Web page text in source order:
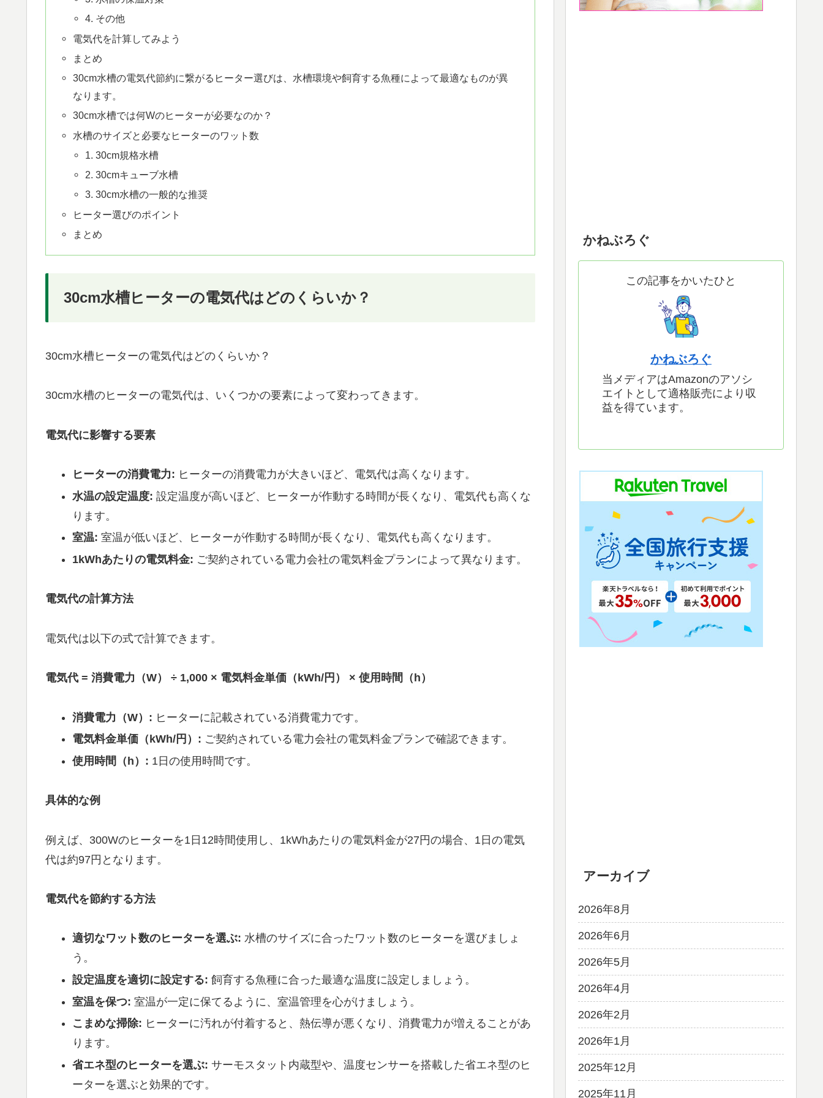
4. その他
電気代を計算してみよう
まとめ
30cm水槽の電気代節約に繋がるヒーター選びは、水槽環境や飼育する魚種によって最適なものが異
なります。
30cm水槽では何Wのヒーターが必要なのか？
水槽のサイズと必要なヒーターのワット数
1. 30cm規格水槽
2. 30cmキューブ水槽
3. 30cm水槽の一般的な推奨
ヒーター選びのポイント
まとめ
30cm水槽ヒーターの電気代はどのくらいか？
30cm水槽ヒーターの電気代はどのくらいか？
30cm水槽のヒーターの電気代は、いくつかの要素によって変わってきます。
電気代に影響する要素
ヒーターの消費電力: ヒーターの消費電力が大きいほど、電気代は高くなります。
水温の設定温度: 設定温度が高いほど、ヒーターが作動する時間が長くなり、電気代も高くな
ります。
室温: 室温が低いほど、ヒーターが作動する時間が長くなり、電気代も高くなります。
1kWhあたりの電気料金: ご契約されている電力会社の電気料金プランによって異なります。
電気代の計算方法
電気代は以下の式で計算できます。
電気代 = 消費電力（W） ÷ 1,000 × 電気料金単価（kWh/円） × 使用時間（h）
消費電力（W）: ヒーターに記載されている消費電力です。
電気料金単価（kWh/円）: ご契約されている電力会社の電気料金プランで確認できます。
使用時間（h）: 1日の使用時間です。
具体的な例
例えば、300Wのヒーターを1日12時間使用し、1kWhあたりの電気料金が27円の場合、1日の電気
代は約97円となります。
電気代を節約する方法
適切なワット数のヒーターを選ぶ: 水槽のサイズに合ったワット数のヒーターを選びましょ
う。
設定温度を適切に設定する: 飼育する魚種に合った最適な温度に設定しましょう。
室温を保つ: 室温が一定に保てるように、室温管理を心がけましょう。
こまめな掃除: ヒーターに汚れが付着すると、熱伝導が悪くなり、消費電力が増えることがあ
ります。
省エネ型のヒーターを選ぶ: サーモスタット内蔵型や、温度センサーを搭載した省エネ型のヒ
ーターを選ぶと効果的です。
かねぶろぐ
この記事をかいたひと
かねぶろぐ
当メディアはAmazonのアソシ
エイトとして適格販売により収
益を得ています。
アーカイブ
2026年8月
2026年6月
2026年5月
2026年4月
2026年2月
2026年1月
2025年12月
2025年11月